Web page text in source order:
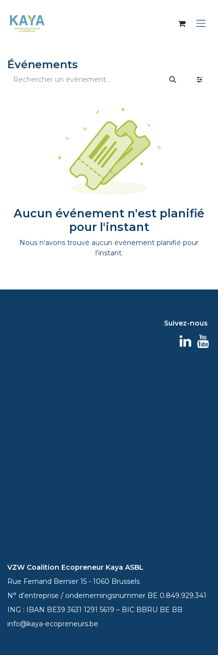
Événements
Aucun événement n'est planifié
pour l'instant
Nous n'avons trouvé aucun événement planifié pour
l'instant.
Suivez-nous
VZW Coalition Ecopreneur Kaya ASBL
Rue Fernand Bernier 15 - 1060 Brussels
N° d’entreprise / ondernemingsnummer BE 0.849.929.341
ING : IBAN BE393631 1291 5619 – BIC BBRU BE BB
info@kaya-ecopreneurs.be